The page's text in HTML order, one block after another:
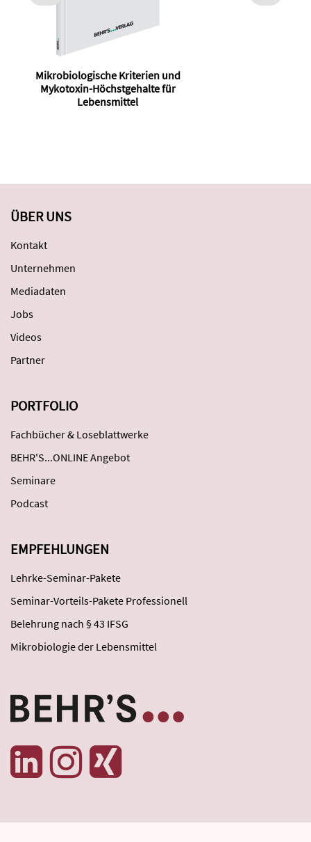
Mikrobiologische Kriterien und
Mykotoxin-Höchstgehalte für
Lebensmittel
ÜBER UNS
Kontakt
Unternehmen
Mediadaten
Jobs
Videos
Partner
PORTFOLIO
Fachbücher & Loseblattwerke
BEHR'S...ONLINE Angebot
Seminare
Podcast
EMPFEHLUNGEN
Lehrke-Seminar-Pakete
Seminar-Vorteils-Pakete Professionell
Belehrung nach § 43 IFSG
Mikrobiologie der Lebensmittel